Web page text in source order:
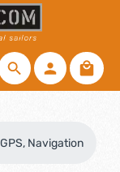
Navigation